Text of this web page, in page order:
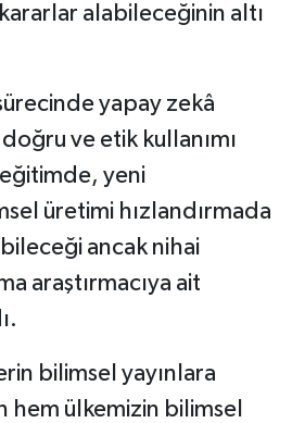
alabileceğinin altı
yapay zekâ
ve etik kullanımı
yeni
üretimi hızlandırmada
ancak nihai
araştırmacıya ait
bilimsel yayınlara
hem ülkemizin bilimsel